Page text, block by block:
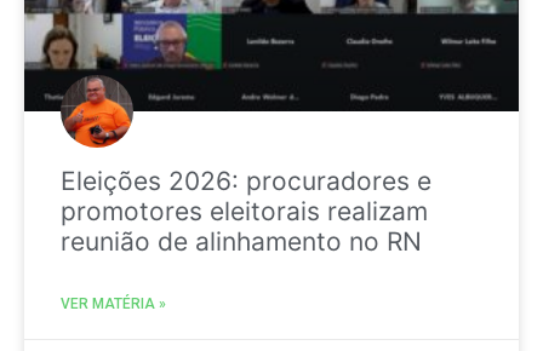
Eleições 2026: procuradores e
promotores eleitorais realizam
reunião de alinhamento no RN
VER MATÉRIA »